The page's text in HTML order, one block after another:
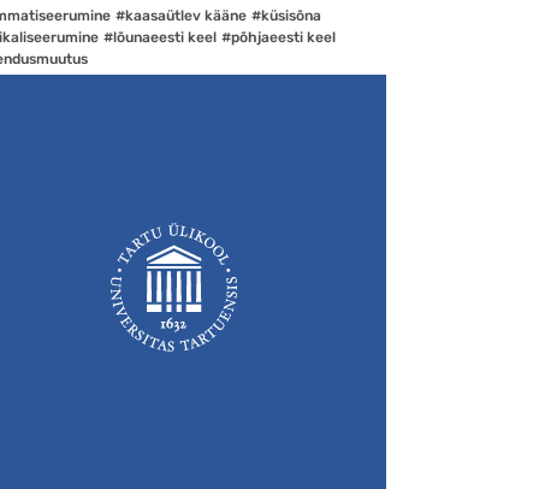
#kaasaütlev kääne #küsisõna
#lõunaeesti keel #põhjaeesti keel